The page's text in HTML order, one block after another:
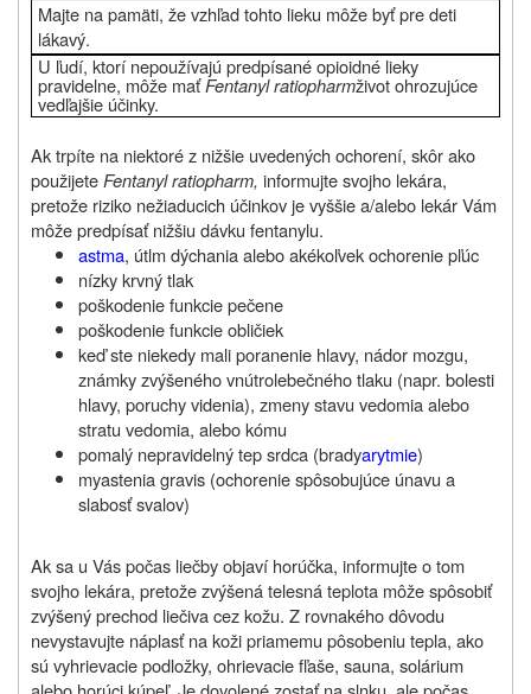
Majte na pamäti, že vzhľad tohto lieku môže byť pre deti
lákavý.
U ľudí, ktorí nepoužívajú predpísané opioidné lieky
pravidelne, môže maťFentanyl ratiopharmživot ohrozujúce
vedľajšie účinky.
Ak trpíte na niektoré z nižšie uvedených ochorení, skôr ako
použijete Fentanyl ratiopharm, informujte svojho lekára,
pretože riziko nežiaducich účinkov je vyššie a/alebo lekár Vám
môže predpísať nižšiu dávku fentanylu.
astma, útlm dýchania alebo akékoľvek ochorenie pľúc
nízky krvný tlak
poškodenie funkcie pečene
poškodenie funkcie obličiek
keď ste niekedy mali poranenie hlavy, nádor mozgu,
známky zvýšeného vnútrolebečného tlaku (napr. bolesti
hlavy, poruchy videnia), zmeny stavu vedomia alebo
stratu vedomia, alebo kómu
pomalý nepravidelný tep srdca (bradyarytmie)
myastenia gravis (ochorenie spôsobujúce únavu a
slabosť svalov)
Ak sa u Vás počas liečby objaví horúčka, informujte o tom
svojho lekára, pretože zvýšená telesná teplota môže spôsobiť
zvýšený prechod liečiva cez kožu. Z rovnakého dôvodu
nevystavujte náplasť na koži priamemu pôsobeniu tepla, ako
sú vyhrievacie podložky, ohrievacie fľaše, sauna, solárium